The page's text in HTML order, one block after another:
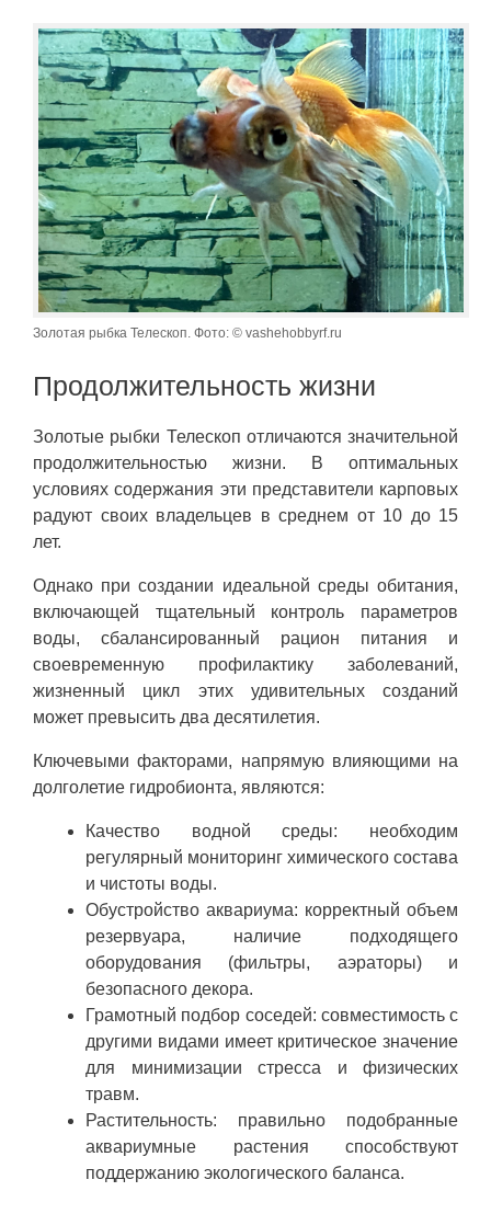
Золотая рыбка Телескоп. Фото: © vashehobbyrf.ru
Продолжительность жизни
Золотые рыбки Телескоп отличаются значительной
продолжительностью жизни. В оптимальных
условиях содержания эти представители карповых
радуют своих владельцев в среднем от 10 до 15
лет.
Однако при создании идеальной среды обитания,
включающей тщательный контроль параметров
воды, сбалансированный рацион питания и
своевременную профилактику заболеваний,
жизненный цикл этих удивительных созданий
может превысить два десятилетия.
Ключевыми факторами, напрямую влияющими на
долголетие гидробионта, являются:
Качество водной среды: необходим
регулярный мониторинг химического состава
и чистоты воды.
Обустройство аквариума: корректный объем
резервуара, наличие подходящего
оборудования (фильтры, аэраторы) и
безопасного декора.
Грамотный подбор соседей: совместимость с
другими видами имеет критическое значение
для минимизации стресса и физических
травм.
Растительность: правильно подобранные
аквариумные растения способствуют
поддержанию экологического баланса.